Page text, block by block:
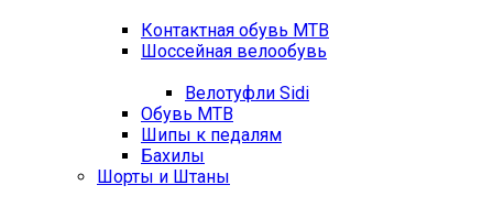
Контактная обувь MTB
Шоссейная велообувь
Велотуфли Sidi
Обувь MTB
Шипы к педалям
Бахилы
Шорты и Штаны